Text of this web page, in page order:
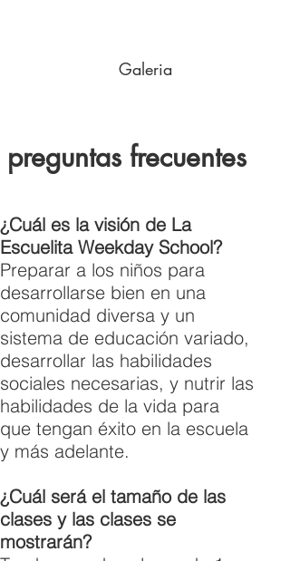
Galeria
preguntas frecuentes
¿Cuál es la visión de La
Escuelita Weekday School?
Preparar a los niños para
desarrollarse bien en una
comunidad diversa y un
sistema de educación variado,
desarrollar las habilidades
sociales necesarias, y nutrir las
habilidades de la vida para
que tengan éxito en la escuela
y más adelante.
¿Cuál será el tamaño de las
clases y las clases se
mostrarán?